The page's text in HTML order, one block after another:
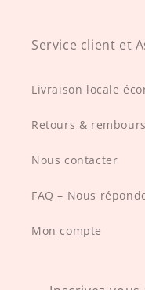
Service client et
Livraison locale
Retours &
Nous contacter
FAQ – Nous
Mon compte